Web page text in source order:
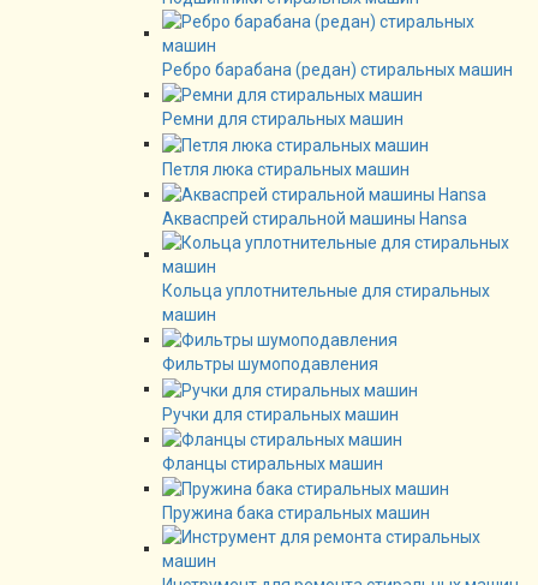
Ребро барабана (редан) стиральных машин
Ремни для стиральных машин
Петля люка стиральных машин
Акваспрей стиральной машины Hansa
Кольца уплотнительные для стиральных
машин
Фильтры шумоподавления
Ручки для стиральных машин
Фланцы стиральных машин
Пружина бака стиральных машин